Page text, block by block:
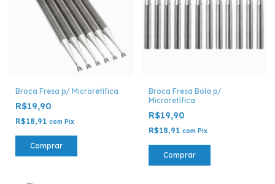
Broca Fresa p/ Microretífica
R$19,90
R$18,91 com Pix
Comprar
Broca Fresa Bola p/
Microretífica
R$19,90
R$18,91 com Pix
Comprar